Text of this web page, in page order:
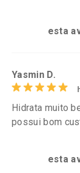
esta
Yasmin D.
Hidrata muito
possui bom
esta